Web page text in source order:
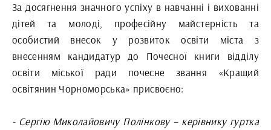
За досягнення значного успіху в навчанні і вихованні
дітей та молоді, професійну майстерність та
особистий внесок у розвиток освіти міста з
внесенням кандидатур до Почесної книги відділу
освіти міської ради почесне звання «Кращий
освітянин Чорноморська» присвоєно:
- Сергію Миколайовичу Полінкову – керівнику гуртка